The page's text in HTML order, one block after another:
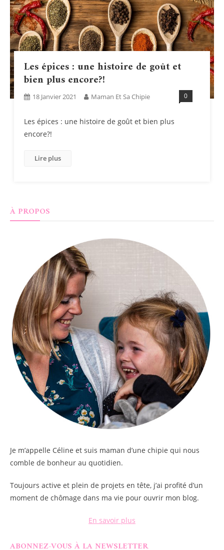
Les épices : une histoire de goût et
bien plus encore?!
18 Janvier 2021 Maman Et Sa Chipie 0
Les épices : une histoire de goût et bien plus
encore?!
Lire plus
À PROPOS
Je m’appelle Céline et suis maman d’une chipie qui nous
comble de bonheur au quotidien.
Toujours active et plein de projets en tête, j’ai profité d’un
moment de chômage dans ma vie pour ouvrir mon blog.
En savoir plus
ABONNEZ-VOUS À LA NEWSLETTER